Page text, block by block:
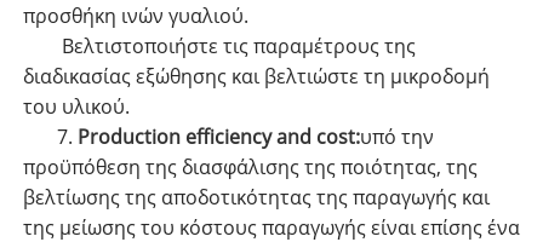
προσθήκη ινών γυαλιού.
Βελτιστοποιήστε τις παραμέτρους της
διαδικασίας εξώθησης και βελτιώστε τη μικροδομή
του υλικού.
7. Production efficiency and cost:υπό την
προϋπόθεση της διασφάλισης της ποιότητας, της
βελτίωσης της αποδοτικότητας της παραγωγής και
της μείωσης του κόστους παραγωγής είναι επίσης ένα